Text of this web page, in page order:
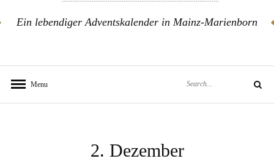
Ein lebendiger Adventskalender in Mainz-Marienborn
Menu Search
2. Dezember